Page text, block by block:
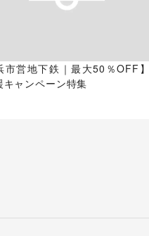
市営地下鉄｜最大50％OFF
キャンペーン特集